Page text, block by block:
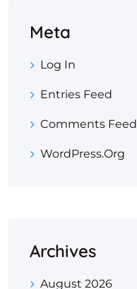
Meta
Log In
Entries Feed
Comments Feed
WordPress.org
Archives
August 2026